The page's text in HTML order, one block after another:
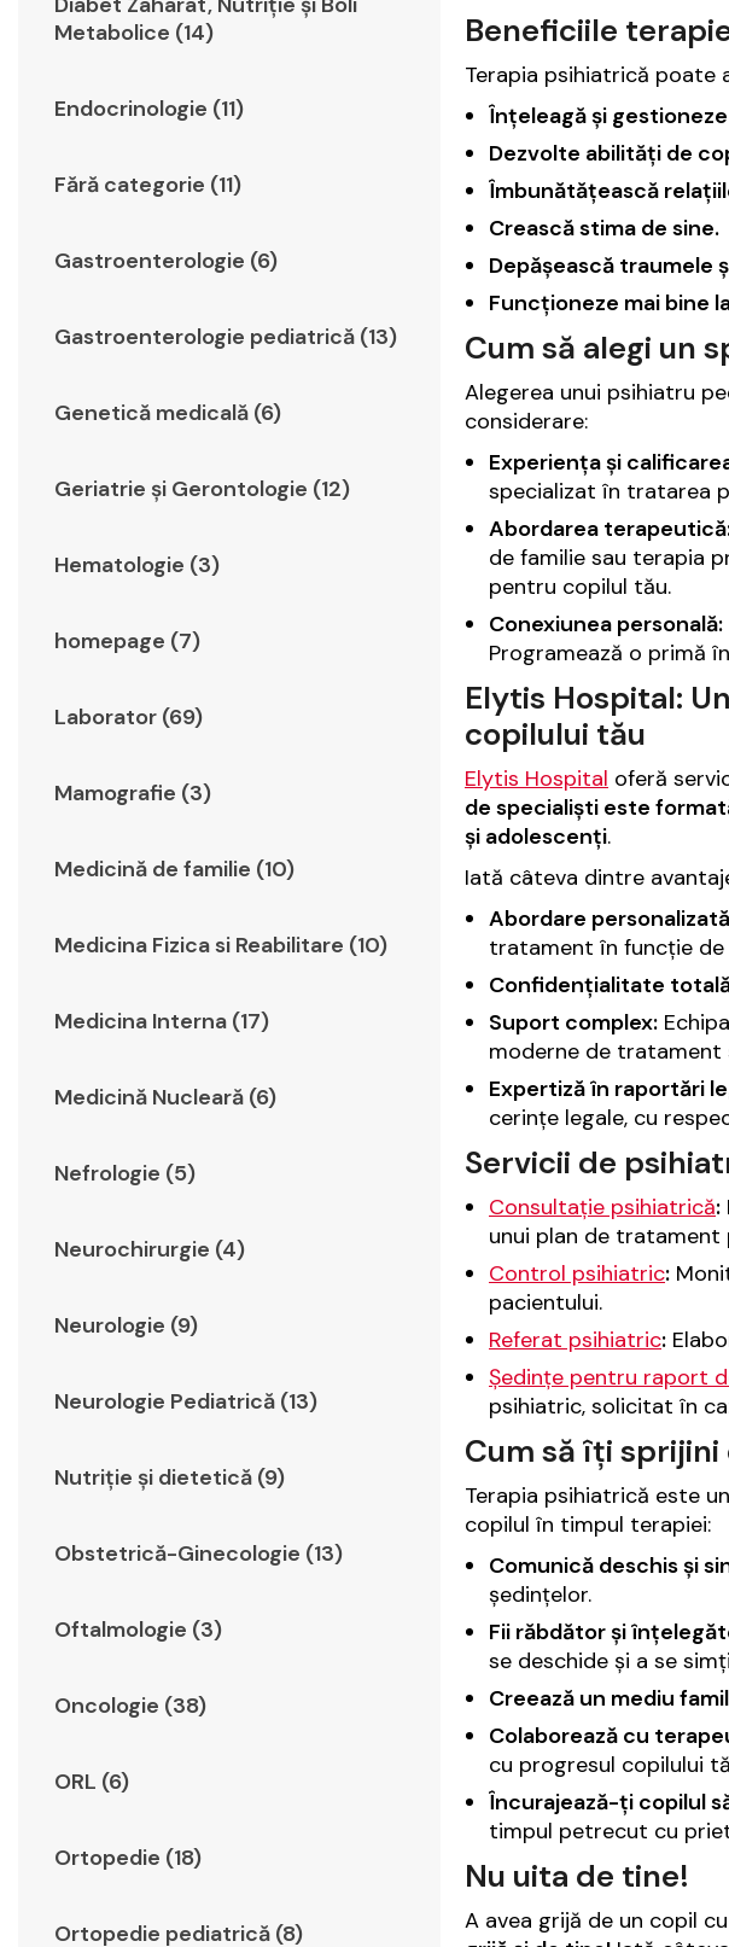
Metabolice (14)
Endocrinologie (11)
Fără categorie (11)
Gastroenterologie (6)
Gastroenterologie pediatrică (13)
Genetică medicală (6)
Geriatrie şi Gerontologie (12)
Hematologie (3)
homepage (7)
Laborator (69)
Mamografie (3)
Medicină de familie (10)
Medicina Fizica si Reabilitare (10)
Medicina Interna (17)
Medicină Nucleară (6)
Nefrologie (5)
Neurochirurgie (4)
Neurologie (9)
Neurologie Pediatrică (13)
Nutriție și dietetică (9)
Obstetrică-Ginecologie (13)
Oftalmologie (3)
Oncologie (38)
ORL (6)
Ortopedie (18)
Ortopedie pediatrică (8)
Beneficiile
Terapia psihiatrică poate
Înțeleagă și
Dezvolte abilități de
Îmbunătățească
Crească stima de sine.
Depășească traumele
Funcționeze mai bine
Cum să alegi un
Alegerea unui psihiatru
considerare:
Experiența și
specializat în tratarea
Abordarea
de familie sau terapia
pentru copilul tău.
Conexiunea personală:
Programează o primă
Elytis Hospital:
copilului tău
Elytis Hospital oferă
de specialiști este
și adolescenți.
Iată câteva dintre
Abordare
tratament în funcție de
Confidențialitate
Suport complex:
moderne de tratament
Expertiză în raportări
cerințe legale, cu
Servicii de
Consultație psihiatrică:
unui plan de tratament
Control psihiatric:
pacientului.
Referat psihiatric:
Ședințe pentru raport
psihiatric, solicitat în
Cum să îți
Terapia psihiatrică este
copilul în timpul terapiei:
Comunică deschis și
ședințelor.
Fii răbdător și
se deschide și a se
Creează un mediu
Colaborează cu
cu progresul copilului
Încurajează-ți copilul
timpul petrecut cu
Nu uita de tine!
A avea grijă de un copil